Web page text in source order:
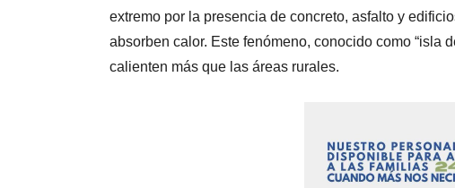
extremo por la presencia de concreto, asfalto y
absorben calor. Este fenómeno, conocido como “isla
calienten más que las áreas rurales.